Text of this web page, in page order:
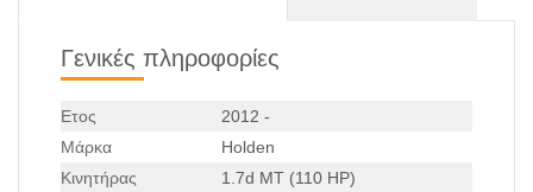
Γενικές πληροφορίες
Ετος
2012 -
Μάρκα
Holden
Κινητήρας
1.7d MT (110 HP)